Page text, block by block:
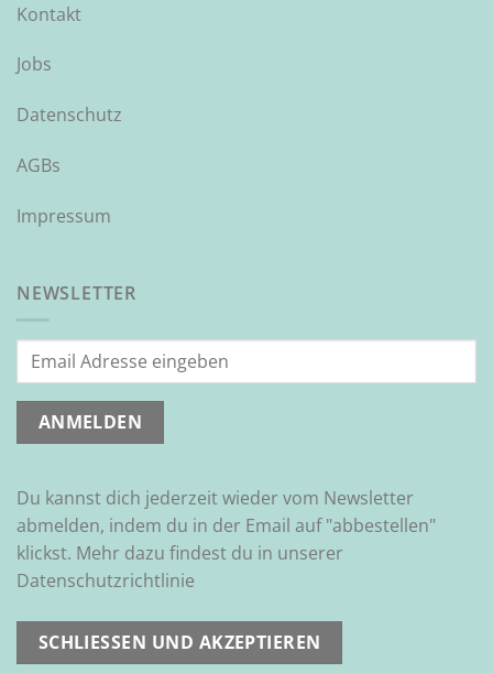
Kontakt
Jobs
Datenschutz
AGBs
Impressum
NEWSLETTER
Du kannst dich jederzeit wieder vom Newsletter
abmelden, indem du in der Email auf "abbestellen"
klickst. Mehr dazu findest du in unserer
Datenschutzrichtlinie